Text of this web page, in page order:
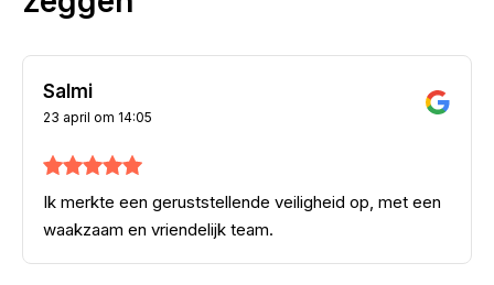
Salmi
23 april om 14:05
Ik merkte een geruststellende veiligheid op, met een
waakzaam en vriendelijk team.